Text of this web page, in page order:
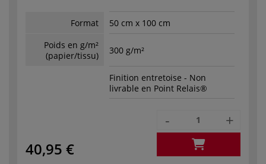
Format
50 cm x 100 cm
Poids en g/m²
(papier/tissu)
300 g/m²
Finition entretoise - Non
livrable en Point Relais®
40,95 €
- +